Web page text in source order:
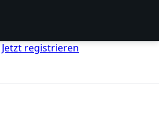
Jetzt registrieren